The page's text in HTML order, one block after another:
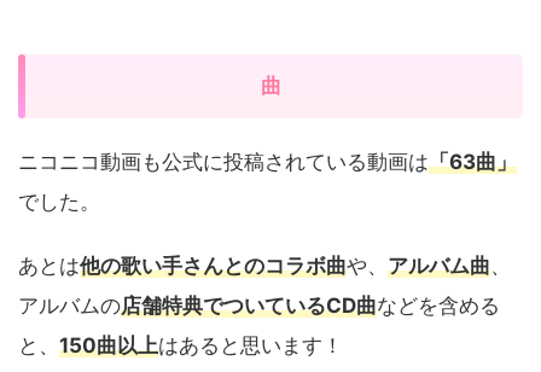
曲
ニコニコ動画も公式に投稿されている動画は「63曲」
でした。
あとは他の歌い手さんとのコラボ曲や、 アルバム曲、
アルバムの店舗特典でついているCD曲などを含める
と、 150曲以上はあると思います！